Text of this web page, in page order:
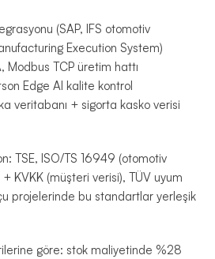
(SAP, IFS otomotiv
Execution System)
Modbus TCP üretim hattı
Edge AI kalite kontrol
veritabanı + sigorta kasko verisi
TSE, ISO/TS 16949 (otomotiv
KVKK (müşteri verisi), TÜV uyum
projelerinde bu standartlar yerleşik
göre: stok maliyetinde %28